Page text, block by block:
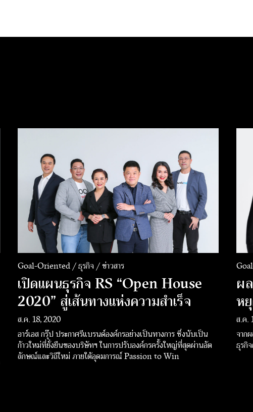
Goal-Oriented / ธุรกิจ / ข่าวสาร
เปิดแผนธุรกิจ RS “Open House
2020” สู่เส้นทางแห่งความสำเร็จ
ส.ค. 18, 2020
อาร์เอส กรุ๊ป ประกาศรีแบรนด์องค์กรอย่างเป็นทางการ ซึ่งนับเป็น
ก้าวใหม่ที่ยั่งยืนของบริษัทฯ ในการปรับองค์กรครั้งใหญ่ที่สุดผ่านอัต
ลักษณ์และวิถีใหม่ ภายใต้อุดมการณ์ Passion to Win
ผ
ห
ส.ค.
จาก
ธุรกิ